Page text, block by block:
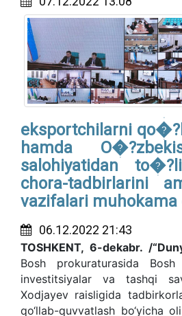
eksportchilarni
hamda
salohiyatidan
chora-tadbirlarini
vazifalari
06.12.2022 21:43
TOSHKENT, 6-dekabr. /
Bosh prokuraturasida
investitsiyalar va tashqi
Xodjayev raisligida
qo‘llab-quvvatlash bo‘yicha